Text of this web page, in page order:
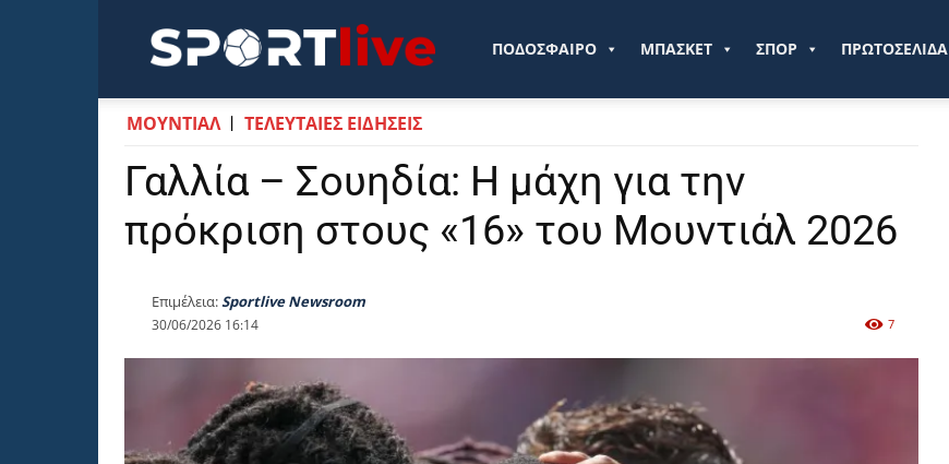
Sportlive.grΠΟΔΟΣΦΑΙΡΟ ΜΠΑΣΚΕΤ ΣΠΟΡ ΠΡΩΤΟΣΕΛΙΔΑ
ΜΟΥΝΤΙΆΛ ΤΕΛΕΥΤΑΙΕΣ ΕΙΔΗΣΕΙΣ
Γαλλία – Σουηδία: Η μάχη για την
πρόκριση στους «16» του Μουντιάλ 2026
Επιμέλεια:Sportlive Newsroom
30/06/2026 16:14 7